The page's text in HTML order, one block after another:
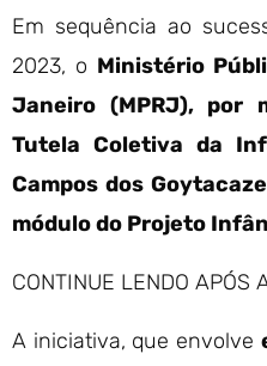
Em sequência ao
2023, o Ministério
Janeiro (MPRJ), por
Tutela Coletiva da
Campos dos
módulo do Projeto
CONTINUE LENDO APÓS
A iniciativa, que envolve